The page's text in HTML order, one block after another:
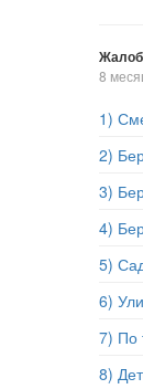
8
1)
2)
3)
4)
5)
6)
7) По
8)